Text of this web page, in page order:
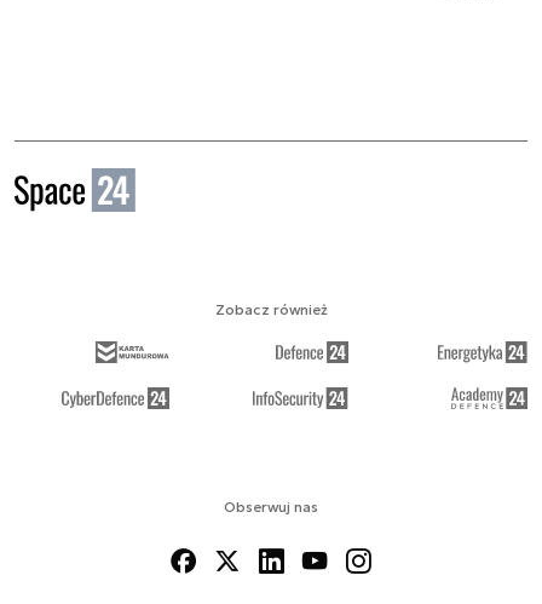
Obserwuj nas
Zobacz również